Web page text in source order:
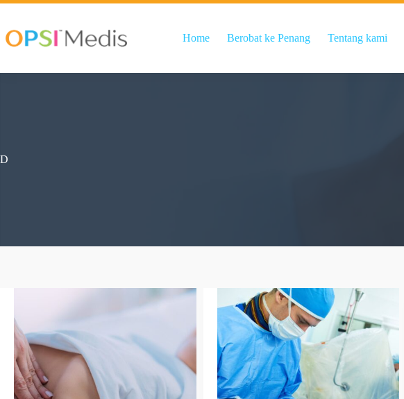
Home Berobat ke Penang Tentang kami
D